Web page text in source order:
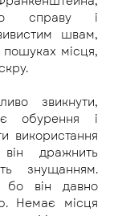
справу і
швам,
місця,
звикнути,
обурення і
використання
дражнить
знущанням.
бо він давно
Немає місця